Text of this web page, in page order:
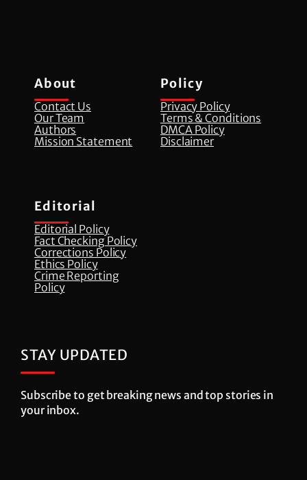
About
Contact Us
Our Team
Authors
Mission Statement
Policy
Privacy Policy
Terms & Conditions
DMCA Policy
Disclaimer
Editorial
Editorial Policy
Fact Checking Policy
Corrections Policy
⁠Ethics Policy
Crime Reporting
Policy
STAY UPDATED
Subscribe to get breaking news and top stories in
your inbox.